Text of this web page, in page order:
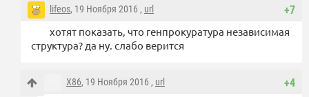
+7
lifeos, 19 Ноября 2016 , url
хотят показать, что генпрокуратура независимая
структура? да ну. слабо верится
+4
X86, 19 Ноября 2016 , url